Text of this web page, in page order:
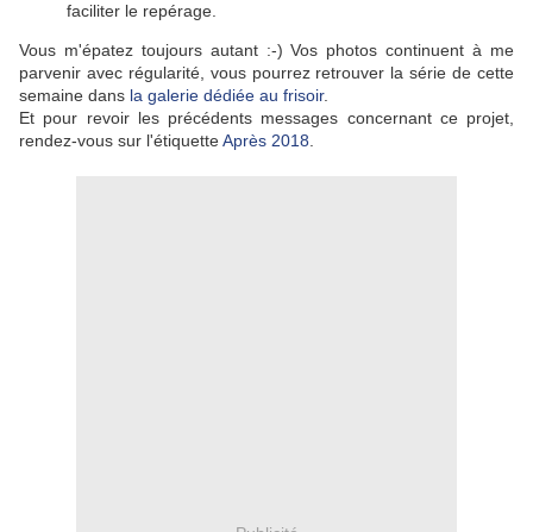
faciliter le repérage.
Vous m'épatez toujours autant :-) Vos photos continuent à me
parvenir avec régularité, vous pourrez retrouver la série de cette
semaine dans la galerie dédiée au frisoir.
Et pour revoir les précédents messages concernant ce projet,
rendez-vous sur l'étiquetteAprès 2018